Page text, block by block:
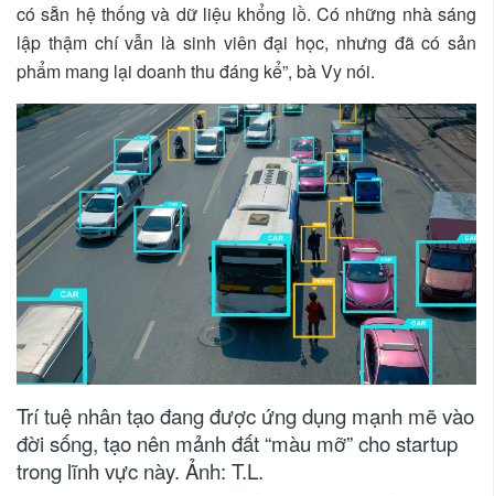
có sẵn hệ thống và dữ liệu khổng lồ. Có những nhà sáng
lập thậm chí vẫn là sinh viên đại học, nhưng đã có sản
phẩm mang lại doanh thu đáng kể”, bà Vy nói.
Trí tuệ nhân tạo đang được ứng dụng mạnh mẽ vào
đời sống, tạo nên mảnh đất “màu mỡ” cho startup
trong lĩnh vực này. Ảnh: T.L.